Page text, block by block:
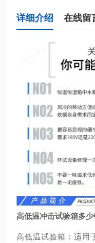
详细介绍 在线留
高低温冲击试验箱多
高低温试验箱：适用